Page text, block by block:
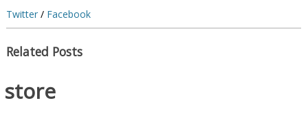
Twitter/ Facebook
Related Posts
store